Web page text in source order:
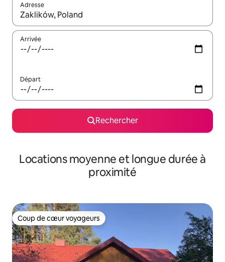
Adresse
Lorsque les résultats s'affichent, utilisez les flèches vers le
Arrivée
Départ
Rechercher
Locations moyenne et longue durée à
proximité
Coup de cœur voyageurs
Coup de cœur voyageurs